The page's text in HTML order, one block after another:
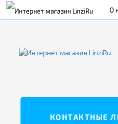
О
КОНТАКТНЫЕ